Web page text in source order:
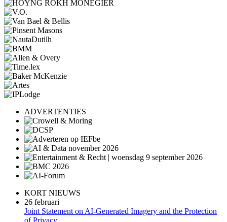
ADVERTENTIES
KORT NIEUWS
26 februari
Joint Statement on AI-Generated Imagery and the Protection